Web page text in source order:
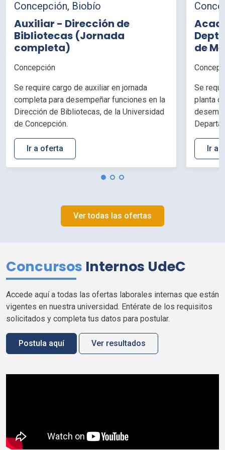
Concepción, Biobío
Auxiliar - Dirección de
Bibliotecas (Jornada
completa)
Concepción
Se require cargo de auxiliar en jornada
completa para desempeñar funciones en la
Dirección de Bibliotecas, de la Universidad
de Concepción.
Ir a oferta
de
Se
planta
Ir a
Ver todas las ofertas
Concursos Internos UdeC
Accede aquí a todas las ofertas laborales internas que están
vigentes en nuestra universidad. Entérate de los requisitos
solicitados y completa tus datos para postular.
Postula aquí Ver resultados